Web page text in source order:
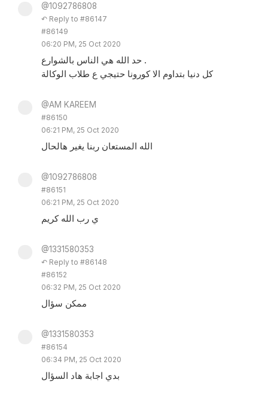
@1092786808
↶ Reply to #86147
#86149
06:20 PM, 25 Oct 2020
حد الله هي الناس بالشوارع .
كل دنيا بتداوم الا كورونا حتيجي ع طلاب الوكالة
@AM KAREEM
#86150
06:21 PM, 25 Oct 2020
الله المستعان ربنا يغير هالحال
@1092786808
#86151
06:21 PM, 25 Oct 2020
ي رب الله كريم
@1331580353
↶ Reply to #86148
#86152
06:32 PM, 25 Oct 2020
ممكن سؤال
@1331580353
#86154
06:34 PM, 25 Oct 2020
بدي اجابة هاد السؤال